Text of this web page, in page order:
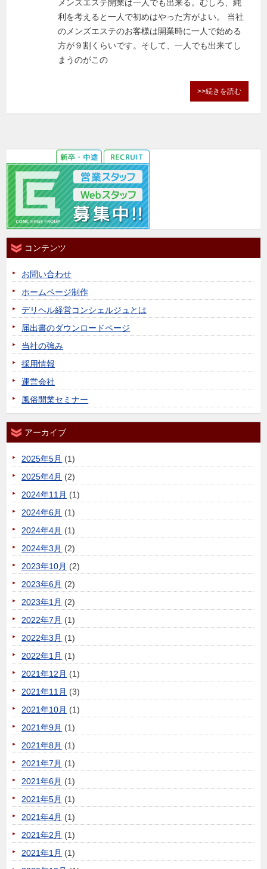
メンズエステ開業は一人でも出来る。むしろ、純
利を考えると一人で初めはやった方がよい。 当社
のメンズエステのお客様は開業時に一人で始める
方が９割くらいです。そして、一人でも出来てし
まうのがこの
>>続きを読む
コンテンツ
お問い合わせ
ホームページ制作
デリヘル経営コンシェルジュとは
届出書のダウンロードページ
当社の強み
採用情報
運営会社
風俗開業セミナー
アーカイブ
2025年5月 (1)
2025年4月 (2)
2024年11月 (1)
2024年6月 (1)
2024年4月 (1)
2024年3月 (2)
2023年10月 (2)
2023年6月 (2)
2023年1月 (2)
2022年7月 (1)
2022年3月 (1)
2022年1月 (1)
2021年12月 (1)
2021年11月 (3)
2021年10月 (1)
2021年9月 (1)
2021年8月 (1)
2021年7月 (1)
2021年6月 (1)
2021年5月 (1)
2021年4月 (1)
2021年2月 (1)
2021年1月 (1)